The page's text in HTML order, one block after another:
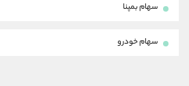
سهام بمپنا
سهام خودرو